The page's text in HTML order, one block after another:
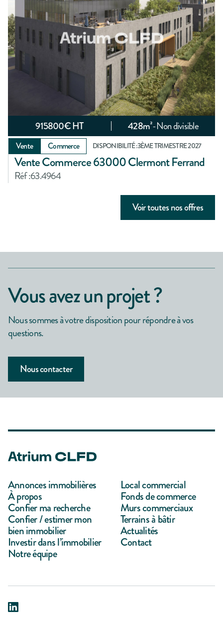
Voir toutes nos offres
915800€ HT 428m²-Non divisible
Vente Commerce DISPONIBILITÉ :3ÈME TRIMESTRE 2027
Vente Commerce 63000 Clermont Ferrand
Réf :63.4964
Vous avez un projet ?
Nous sommes à votre disposition pour répondre à vos
questions.
Nous contacter
Annonces immobilières
À propos
Confier ma recherche
Confier / estimer mon
bien immobilier
Investir dans l’immobilier
Notre équipe
Local commercial
Fonds de commerce
Murs commerciaux
Terrains à bâtir
Actualités
Contact